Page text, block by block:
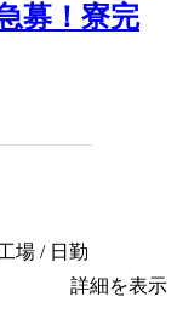
募！寮完
場 / 日勤
詳細を表示